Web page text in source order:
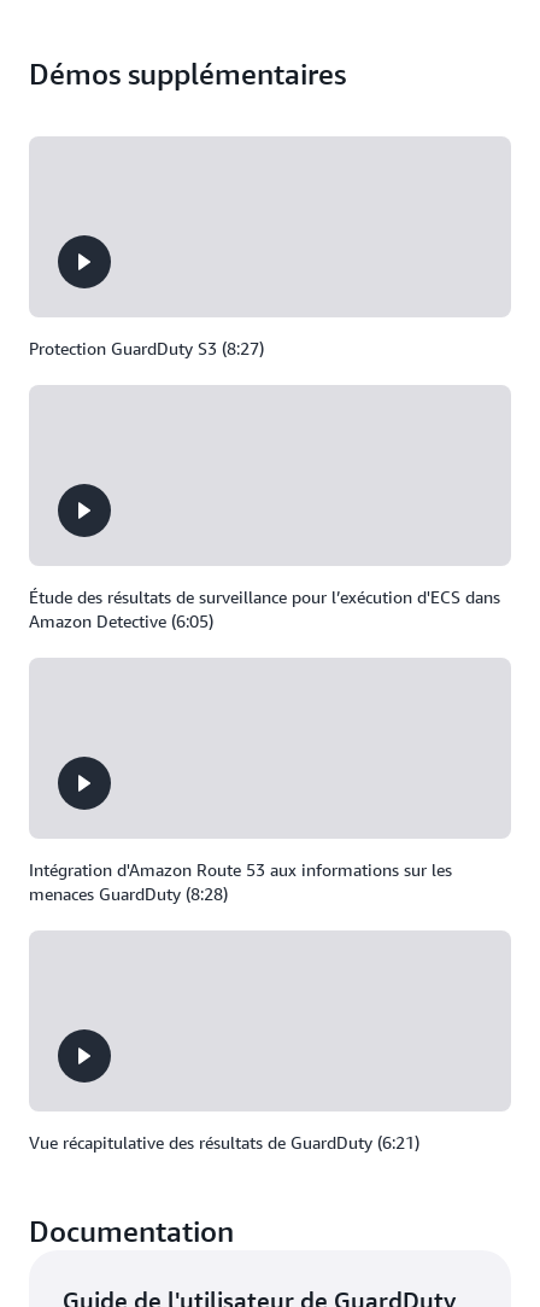
Démos supplémentaires
Protection GuardDuty S3 (8:27)
Étude des résultats de surveillance pour l’exécution d'ECS dans
Amazon Detective (6:05)
Intégration d'Amazon Route 53 aux informations sur les
menaces GuardDuty (8:28)
Vue récapitulative des résultats de GuardDuty (6:21)
Documentation
Guide de l'utilisateur de GuardDuty